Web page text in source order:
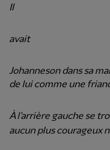
Il
avait
Johanneson dans sa
de lui comme une
À l'arrière gauche se
aucun plus courageux